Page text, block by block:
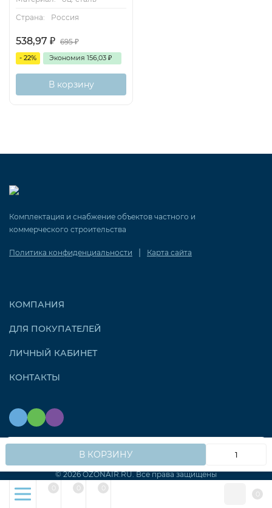
В КОРЗИНУ
Страна:
Россия
538,97 ₽ 695₽
- 22% Экономия 156,03 ₽
В корзину
Комплектация и снабжение объектов частного и
коммерческого строительства
Политика конфиденциальности | Карта сайта
КОМПАНИЯ
ДЛЯ ПОКУПАТЕЛЕЙ
ЛИЧНЫЙ КАБИНЕТ
КОНТАКТЫ
© 2026 OZONAIR.RU. Все права защищены
быстрее для вас.